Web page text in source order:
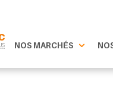
NOS MARCHÉS